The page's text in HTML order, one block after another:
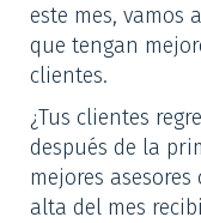
este mes, vamos
que tengan
clientes.
¿Tus clientes
después de la
mejores
alta del mes